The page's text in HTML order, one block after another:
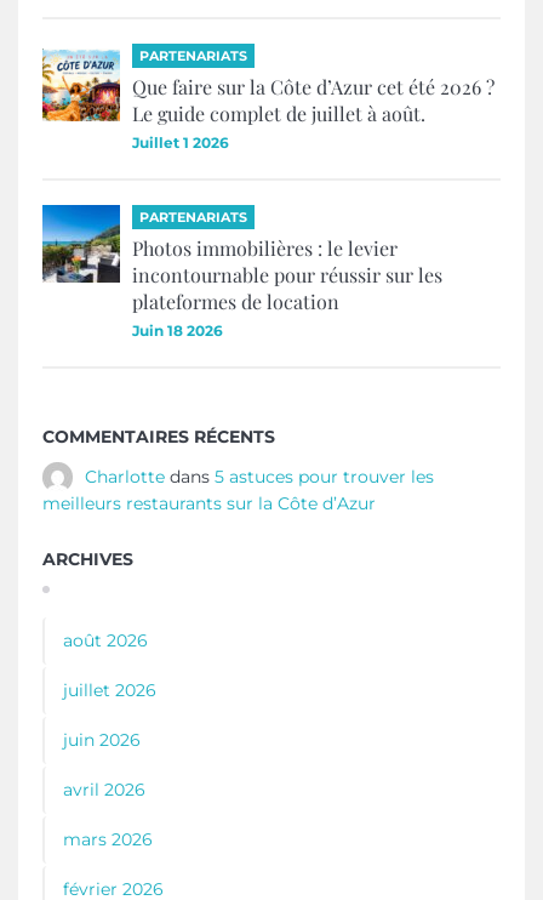
PARTENARIATS
Que faire sur la Côte d’Azur cet été 2026 ?
Le guide complet de juillet à août.
Juillet 1 2026
PARTENARIATS
Photos immobilières : le levier
incontournable pour réussir sur les
plateformes de location
Juin 18 2026
COMMENTAIRES RÉCENTS
Charlotte dans 5 astuces pour trouver les
meilleurs restaurants sur la Côte d’Azur
ARCHIVES
août 2026
juillet 2026
juin 2026
avril 2026
mars 2026
février 2026